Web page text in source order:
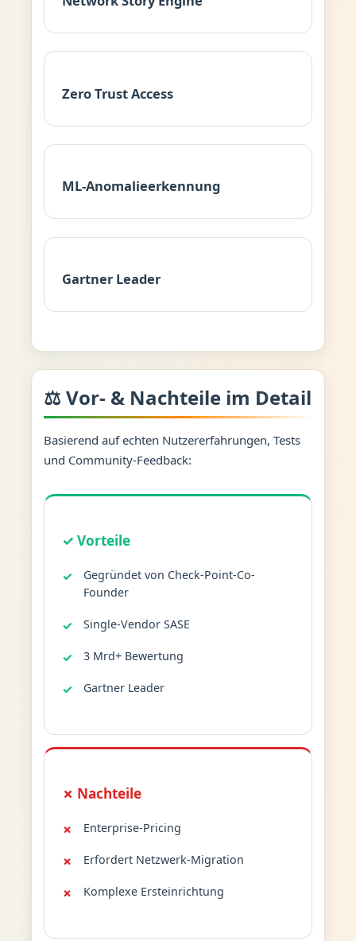
Zero Trust Access
ML-Anomalieerkennung
Gartner Leader
⚖️ Vor- & Nachteile im Detail
Basierend auf echten Nutzererfahrungen, Tests
und Community-Feedback:
✓ Vorteile
Gegründet von Check-Point-Co-
Founder
Single-Vendor SASE
3 Mrd+ Bewertung
Gartner Leader
✗ Nachteile
Enterprise-Pricing
Erfordert Netzwerk-Migration
Komplexe Ersteinrichtung